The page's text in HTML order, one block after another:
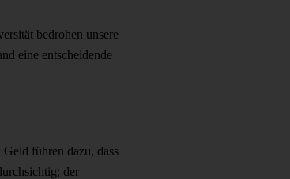
bedrohen unsere
eine entscheidende
führen dazu, dass
der